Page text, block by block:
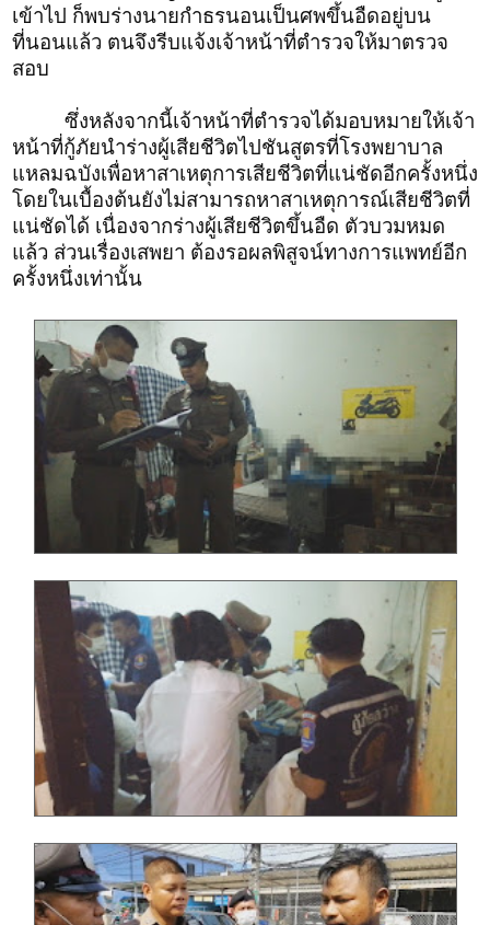
เข้าไป ก็พบร่างนายกำธรนอนเป็นศพขึ้นอืดอยู่บน
ที่นอนแล้ว ตนจึงรีบแจ้งเจ้าหน้าที่ตำรวจให้มาตรวจ
สอบ
ซึ่งหลังจากนี้เจ้าหน้าที่ตำรวจได้มอบหมายให้เจ้า
หน้าที่กู้ภัยนำร่างผู้เสียชีวิตไปชันสูตรที่โรงพยาบาล
แหลมฉบังเพื่อหาสาเหตุการเสียชีวิตที่แน่ชัดอีกครั้งหนึ่ง
โดยในเบื้องต้นยังไม่สามารถหาสาเหตุการณ์เสียชีวิตที่
แน่ชัดได้ เนื่องจากร่างผู้เสียชีวิตขึ้นอืด ตัวบวมหมด
แล้ว ส่วนเรื่องเสพยา ต้องรอผลพิสูจน์ทางการแพทย์อีก
ครั้งหนึ่งเท่านั้น